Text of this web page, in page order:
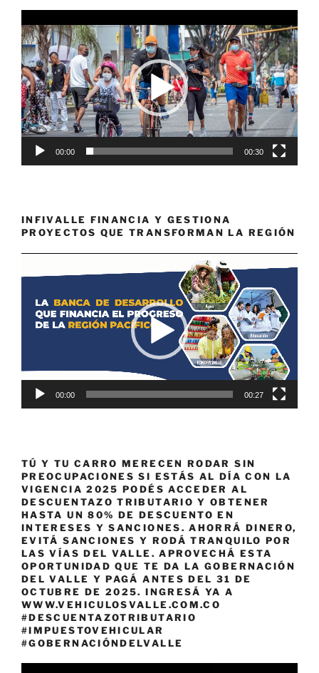
de
vídeo
00:00 00:30
INFIVALLE FINANCIA Y GESTIONA
PROYECTOS QUE TRANSFORMAN LA REGIÓN
de
00:00 00:27
TÚ Y TU CARRO MERECEN RODAR SIN
PREOCUPACIONES SI ESTÁS AL DÍA CON LA
VIGENCIA 2025 PODÉS ACCEDER AL
DESCUENTAZO TRIBUTARIO Y OBTENER
HASTA UN 80% DE DESCUENTO EN
INTERESES Y SANCIONES. AHORRÁ DINERO,
EVITÁ SANCIONES Y RODÁ TRANQUILO POR
LAS VÍAS DEL VALLE. APROVECHÁ ESTA
OPORTUNIDAD QUE TE DA LA GOBERNACIÓN
DEL VALLE Y PAGÁ ANTES DEL 31 DE
OCTUBRE DE 2025. INGRESÁ YA A
WWW.VEHICULOSVALLE.COM.CO
#DESCUENTAZOTRIBUTARIO
#IMPUESTOVEHICULAR
#GOBERNACIÓNDELVALLE